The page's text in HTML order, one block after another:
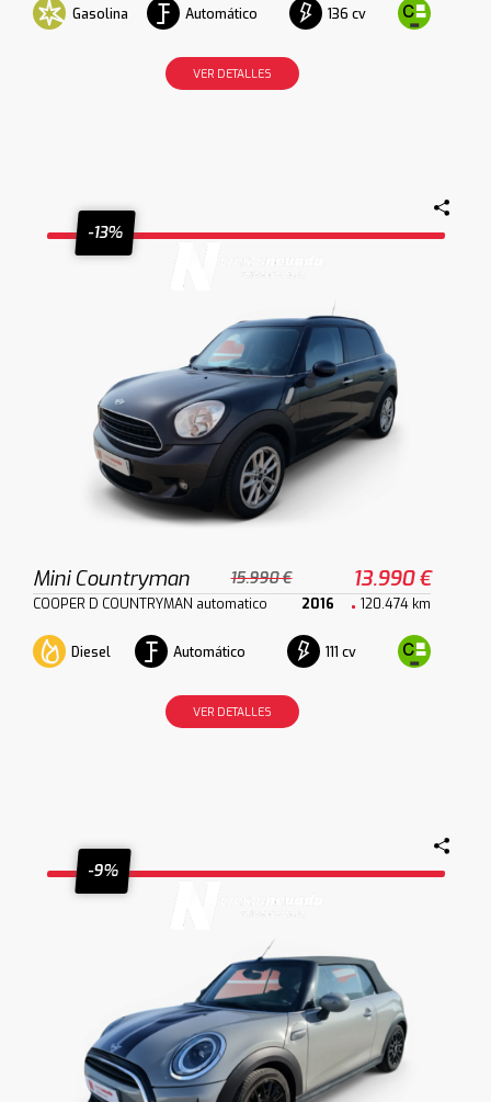
Gasolina Automático 136 cv
VER DETALLES
-13%
Mini Countryman 15.990 € 13.990 €
COOPER D COUNTRYMAN automatico 2016 120.474 km
Diesel Automático 111 cv
VER DETALLES
-9%